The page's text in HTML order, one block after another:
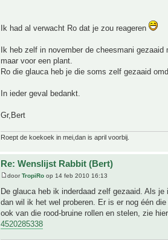
Ik had al verwacht Ro dat je zou reageren
Ik heb zelf in november de cheesmani
maar voor een plant.
Ro die glauca heb je die soms zelf gezaaid
In ieder geval bedankt.
Gr,Bert
Roept de koekoek in mei,dan is april voorbij.
Re: Wenslijst Rabbit (Bert)
doorTropiRo op 14 feb 2010 16:13
De glauca heb ik inderdaad zelf gezaaid. Als
dan wil ik het wel proberen. Er is er nog één
ook van die rood-bruine rollen en stelen, zie
4520285338